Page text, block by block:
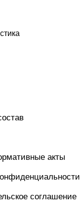
акты
соглашение